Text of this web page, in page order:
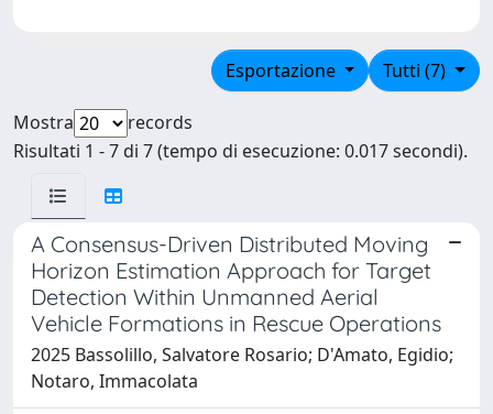
Tutti (7)
Esportazione
Mostra
records
Risultati 1 - 7 di 7 (tempo di esecuzione: 0.017 secondi).
A Consensus-Driven Distributed Moving
Horizon Estimation Approach for Target
Detection Within Unmanned Aerial
Vehicle Formations in Rescue Operations
2025 Bassolillo, Salvatore Rosario; D'Amato, Egidio;
Notaro, Immacolata